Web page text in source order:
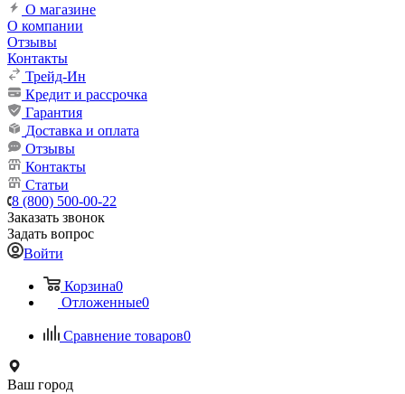
О магазине
О компании
Отзывы
Контакты
Трейд-Ин
Кредит и рассрочка
Гарантия
Доставка и оплата
Отзывы
Контакты
Статьи
8 (800) 500-00-22
Заказать звонок
Задать вопрос
Войти
Корзина0
Отложенные0
Сравнение товаров0
Ваш город